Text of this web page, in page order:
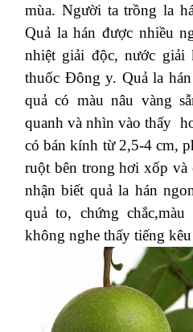
mùa. Người ta trồng la
Quả la hán được nhiều
nhiệt giải độc, nước
thuốc Đông y. Quả la
quả có màu nâu vàng
quanh và nhìn vào thấy
có bán kính từ 2,5-4 cm,
ruột bên trong hơi xốp và
nhận biết quả la hán
quả to, chứng
không nghe thấy tiếng kêu